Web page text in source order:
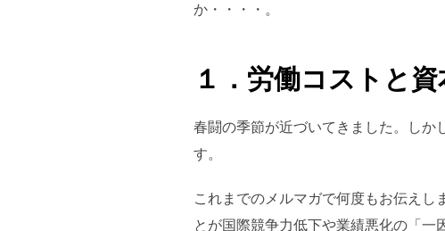
か・・・・。
１．労働コストと
春闘の季節が近づいてきました。しか
す。
これまでのメルマガで何度もお伝えし
とが国際競争力低下や業績悪化の「一